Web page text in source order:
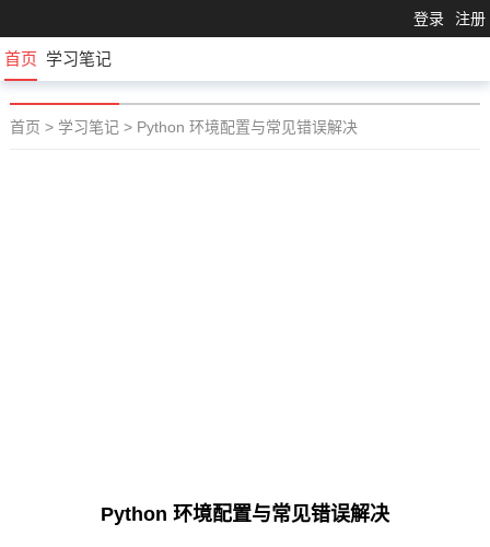
登录 注册
首页 学习笔记
首页 > 学习笔记 > Python 环境配置与常见错误解决
Python 环境配置与常见错误解决